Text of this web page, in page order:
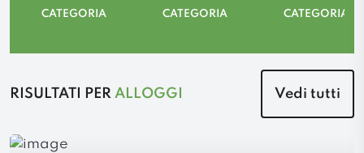
CATEGORIA CATEGORIA CATEGORIA
RISULTATI PER ALLOGGI Vedi tutti